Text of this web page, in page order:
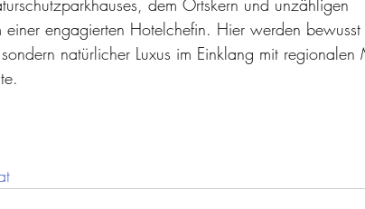
einer engagierten Hotelchefin. Hier werden
natürlicher Luxus im Einklang mit regionalen